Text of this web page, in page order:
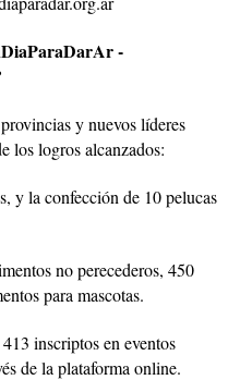
-
y nuevos líderes
los logros alcanzados:
y la confección de 10 pelucas
no perecederos, 450
para mascotas.
inscriptos en eventos
de la plataforma online.